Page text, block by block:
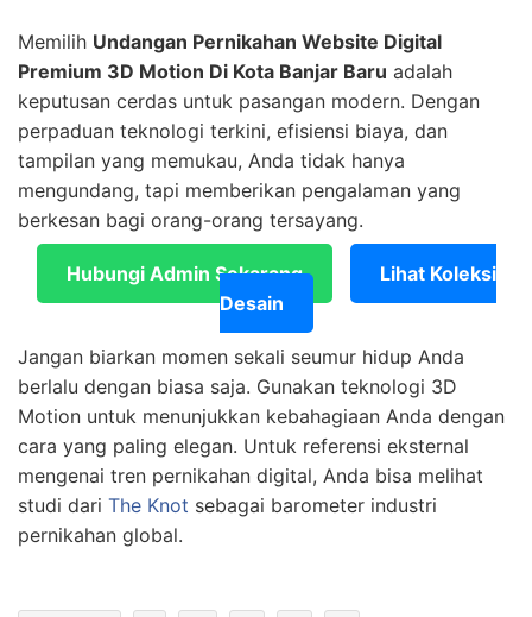
Memilih Undangan Pernikahan Website Digital
Premium 3D Motion Di Kota Banjar Baru adalah
keputusan cerdas untuk pasangan modern. Dengan
perpaduan teknologi terkini, efisiensi biaya, dan
tampilan yang memukau, Anda tidak hanya
mengundang, tapi memberikan pengalaman yang
berkesan bagi orang-orang tersayang.
Hubungi Admin Sekarang
Lihat Koleksi
Desain
Jangan biarkan momen sekali seumur hidup Anda
berlalu dengan biasa saja. Gunakan teknologi 3D
Motion untuk menunjukkan kebahagiaan Anda dengan
cara yang paling elegan. Untuk referensi eksternal
mengenai tren pernikahan digital, Anda bisa melihat
studi dari The Knot sebagai barometer industri
pernikahan global.